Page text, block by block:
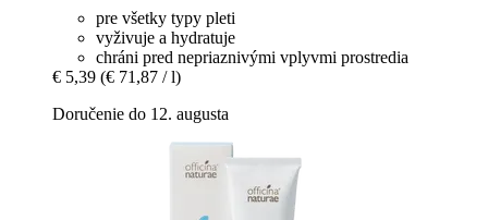
pre všetky typy pleti
vyživuje a hydratuje
chráni pred nepriaznivými vplyvmi prostredia
€ 5,39 (€ 71,87 / l)
Doručenie do 12. augusta